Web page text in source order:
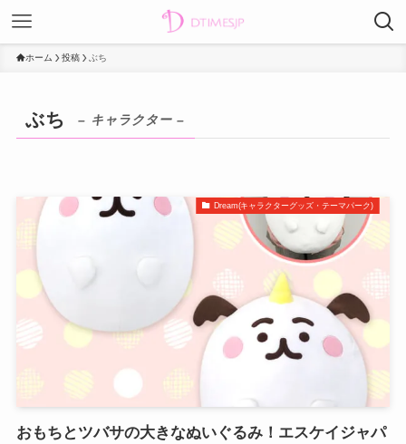
ホーム 投稿 ぶち
ぶち – キャラクター –
Dream(キャラクターグッズ・テーマパーク)
おもちとツバサの大きなぬいぐるみ！エスケイジャパ